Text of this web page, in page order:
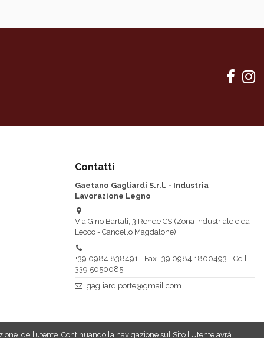
38mm esterne in MDF cieche lisce spessore 6mm
e ureiche E1 a basso contenuto di formaldeide (norma UNI
PU poliuretanici per interni, atossici. Mano di fondo
bicomponente opaca
opaco per interni - Opzionale Tinta unita speciale
Rovere, Faggio, Ciliegio, Frassini, Noce, ecc.
Contatti
Gaetano Gagliardi S.r.l. - Industria
Lavorazione Legno
Via Gino Bartali, 3 Rende CS (Zona Industriale c.da
Lecco - Cancello Magdalone)
+39 0984 838491 - Fax +39 0984 1800493 - Cell.
339 5050085
gagliardiporte@gmail.com
dell’utente. Continuando la navigazione sul Sito l’Utente avrà